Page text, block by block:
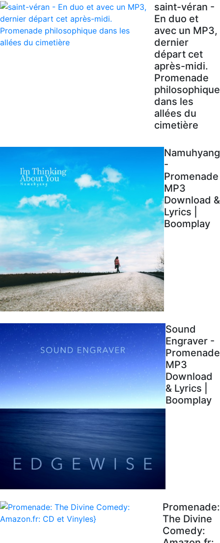
saint-véran -
En duo et
avec un MP3,
dernier
départ cet
après-midi.
Promenade
philosophique
dans les
allées du
cimetière
Namuhyang
-
Promenade
MP3
Download &
Lyrics |
Boomplay
Sound
Engraver -
Promenade
MP3
Download
& Lyrics |
Boomplay
Promenade:
The Divine
Comedy: